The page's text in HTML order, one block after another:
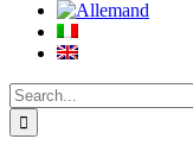
Search
for: